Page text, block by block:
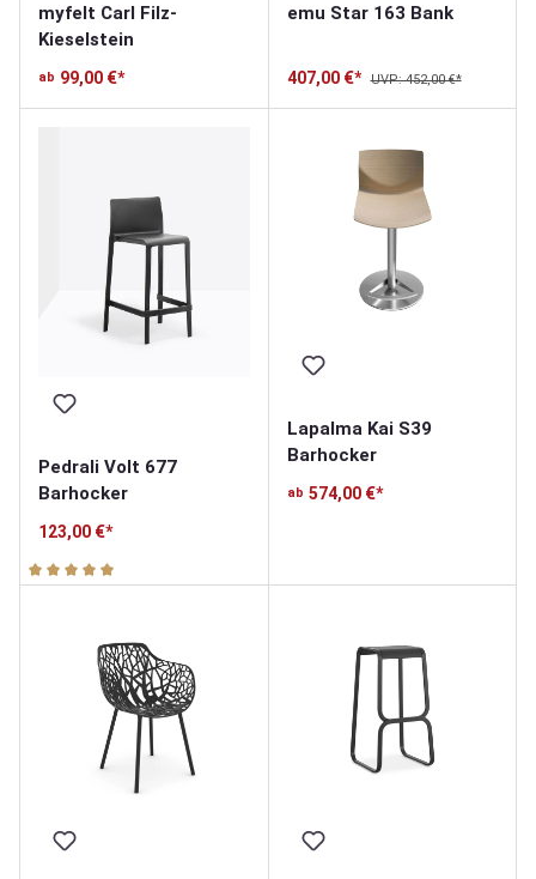
myfelt Carl Filz-
Kieselstein
ab 99,00 €*
emu Star 163 Bank
407,00 €* UVP: 452,00 €*
Pedrali Volt 677
Barhocker
123,00 €*
Durchschnittliche Bewertung von 5 von 5 Sternen
Lapalma Kai S39
Barhocker
ab 574,00 €*